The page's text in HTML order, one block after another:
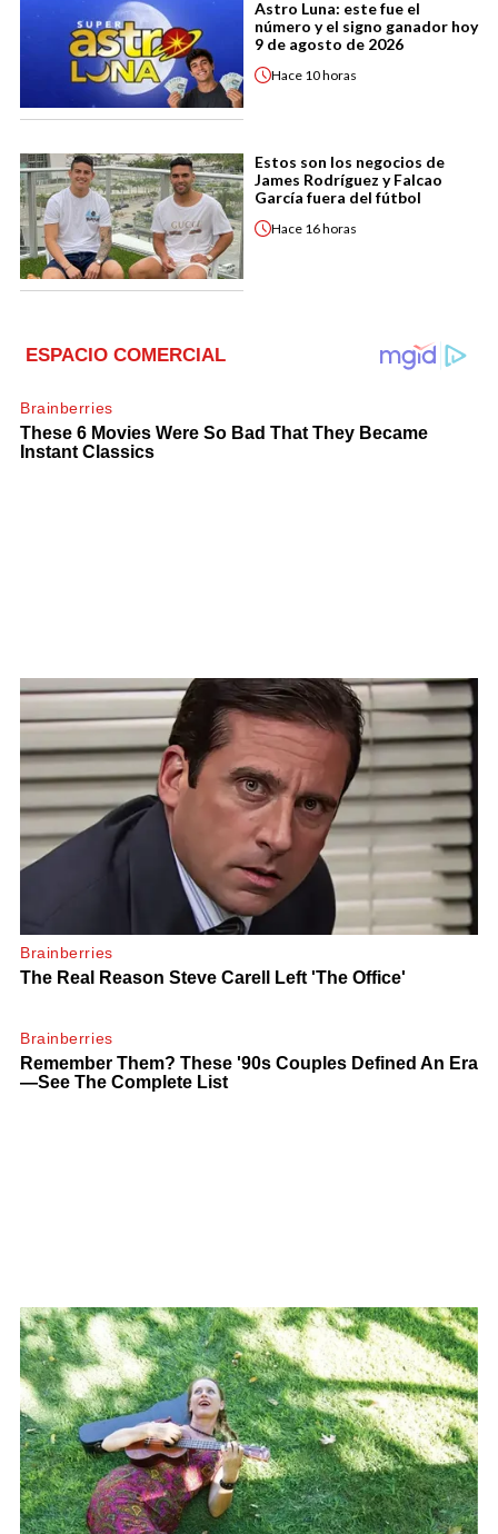
Astro Luna: este fue el
número y el signo ganador hoy
9 de agosto de 2026
Hace 10 horas
Estos son los negocios de
James Rodríguez y Falcao
García fuera del fútbol
Hace 16 horas